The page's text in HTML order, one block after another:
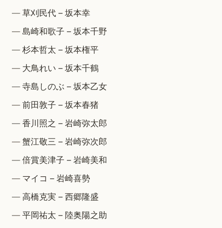
草刈民代 – 坂本幸
島崎和歌子 – 坂本千野
杉本哲太 – 坂本権平
大鳥れい – 坂本千鶴
寺島しのぶ – 坂本乙女
前田敦子 – 坂本春猪
香川照之 – 岩崎弥太郎
蟹江敬三 – 岩崎弥次郎
倍賞美津子 – 岩崎美和
マイコ – 岩崎喜勢
高橋克実 – 西郷隆盛
平岡祐太 – 陸奥陽之助